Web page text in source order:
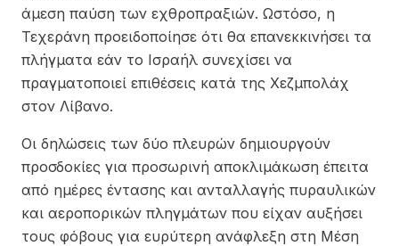
άμεση παύση των εχθροπραξιών. Ωστόσο, η
Τεχεράνη προειδοποίησε ότι θα επανεκκινήσει τα
πλήγματα εάν το Ισραήλ συνεχίσει να
πραγματοποιεί επιθέσεις κατά της Χεζμπολάχ
στον Λίβανο.
Οι δηλώσεις των δύο πλευρών δημιουργούν
προσδοκίες για προσωρινή αποκλιμάκωση έπειτα
από ημέρες έντασης και ανταλλαγής πυραυλικών
και αεροπορικών πληγμάτων που είχαν αυξήσει
τους φόβους για ευρύτερη ανάφλεξη στη Μέση